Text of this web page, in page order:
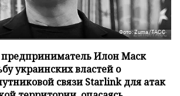
Фото: Zuma/ТАСС
Илон Маск
украинских властей о
связи Starlink для атак